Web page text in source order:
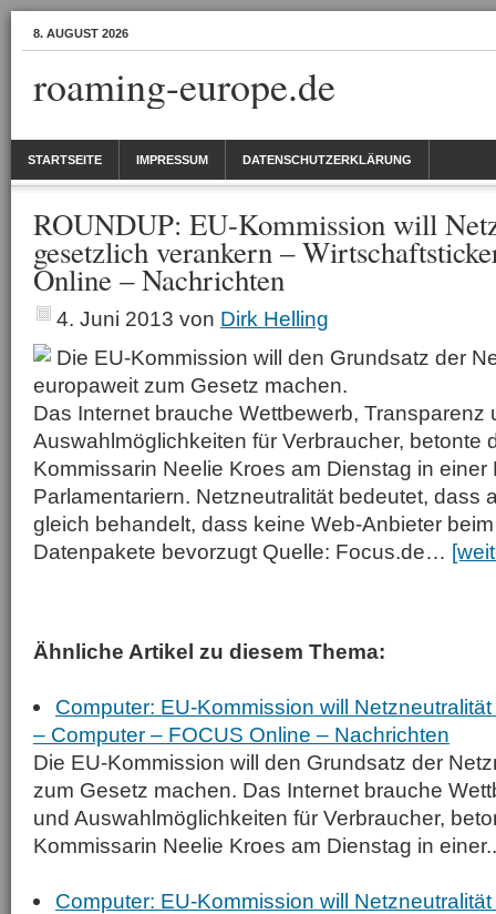
8. AUGUST 2026
roaming-europe.de
STARTSEITE IMPRESSUM DATENSCHUTZERKLÄRUNG
ROUNDUP: EU-Kommission will
gesetzlich verankern –
Online – Nachrichten
4. Juni 2013 von Dirk Helling
Die EU-Kommission will den Grundsatz der
europaweit zum Gesetz machen.
Das Internet brauche Wettbewerb, Transparenz
Auswahlmöglichkeiten für Verbraucher, betonte
Kommissarin Neelie Kroes am Dienstag in einer
Parlamentariern. Netzneutralität bedeutet, dass
gleich behandelt, dass keine Web-Anbieter
Datenpakete bevorzugt Quelle: Focus.de…
Ähnliche Artikel zu diesem Thema:
Computer: EU-Kommission will
– Computer – FOCUS Online – Nachrichten
Die EU-Kommission will den Grundsatz der
zum Gesetz machen. Das Internet brauche
und Auswahlmöglichkeiten für Verbraucher,
Kommissarin Neelie Kroes am Dienstag in
Computer: EU-Kommission will